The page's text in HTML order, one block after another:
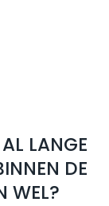
LANGE
DE
WEL?